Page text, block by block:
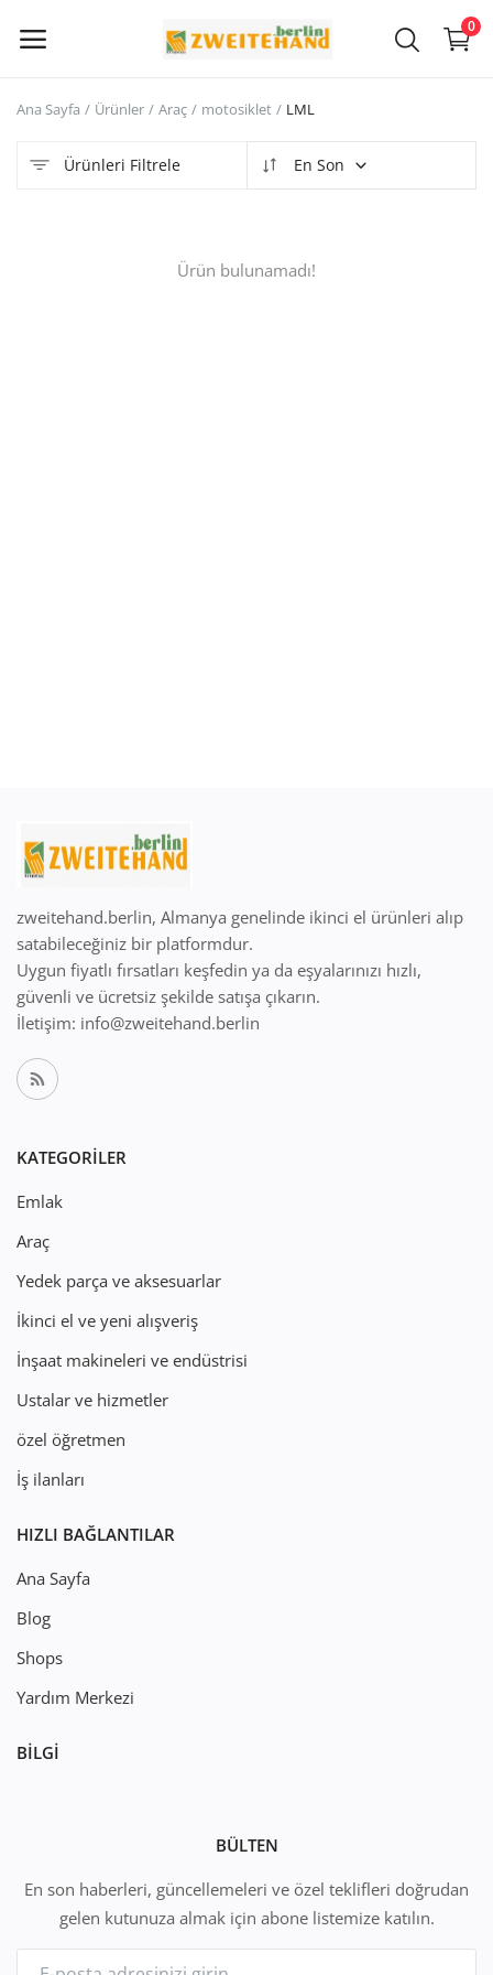
0
Sat
Ana Sayfa Ürünler Araç motosiklet LML
Ürünleri Filtrele En Son
Ürün bulunamadı!
zweitehand.berlin, Almanya genelinde ikinci el ürünleri alıp
satabileceğiniz bir platformdur.
Uygun fiyatlı fırsatları keşfedin ya da eşyalarınızı hızlı,
güvenli ve ücretsiz şekilde satışa çıkarın.
İletişim: info@zweitehand.berlin
KATEGORILER
Emlak
Araç
Yedek parça ve aksesuarlar
İkinci el ve yeni alışveriş
İnşaat makineleri ve endüstrisi
Ustalar ve hizmetler
özel öğretmen
İş ilanları
HIZLI BAĞLANTILAR
Ana Sayfa
Blog
Shops
Yardım Merkezi
BILGI
BÜLTEN
En son haberleri, güncellemeleri ve özel teklifleri doğrudan
gelen kutunuza almak için abone listemize katılın.